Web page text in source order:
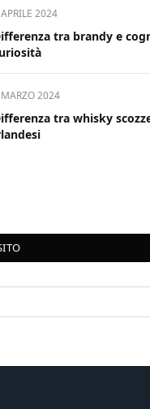
2024
tra brandy e
2024
tra whisky